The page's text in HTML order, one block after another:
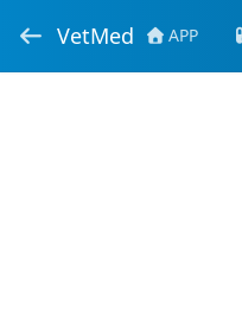
VetMed APP